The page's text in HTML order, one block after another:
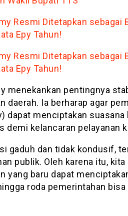
Resmi Ditetapkan sebagai
Epy Tahun!
Resmi Ditetapkan sebagai
Epy Tahun!
menekankan pentingnya
daerah. Ia berharap agar
dapat menciptakan
demi kelancaran pelayanan
gaduh dan tidak kondusif,
publik. Oleh karena itu,
yang baru dapat
roda pemerintahan bisa